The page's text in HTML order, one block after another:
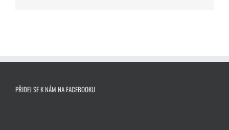
PŘIDEJ SE K NÁM NA FACEBOOKU